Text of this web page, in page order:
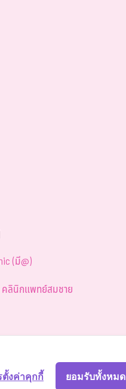
(มี@)
คลินิกแพทย์สมชาย
ยอมรับทั้งหมด
ตั้งค่าคุกกี้